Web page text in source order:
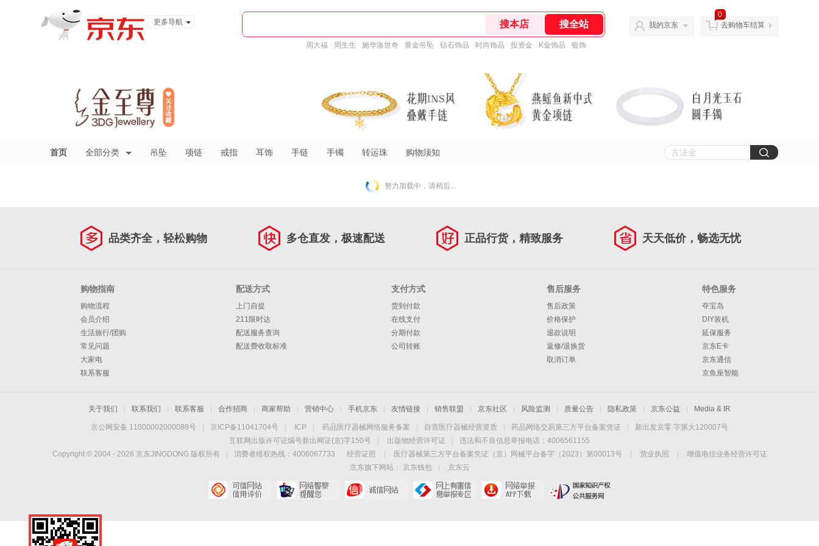
更多导航
周大福 周生生 施华洛世奇 黄金吊坠 钻石饰品 时尚饰品 投资金 K金饰品 银饰
我的京东
0
去购物车结算
首页 全部分类 吊坠 项链 戒指 耳饰 手链 手镯 转运珠 购物须知
努力加载中，请稍后...
品类齐全，轻松购物 多仓直发，极速配送 正品行货，精致服务 天天低价，畅选无忧
购物指南
购物流程
会员介绍
生活旅行/团购
常见问题
大家电
联系客服
配送方式
上门自提
211限时达
配送服务查询
配送费收取标准
支付方式
货到付款
在线支付
分期付款
公司转账
售后服务
售后政策
价格保护
退款说明
返修/退换货
取消订单
特色服务
夺宝岛
DIY装机
延保服务
京东E卡
京东通信
京鱼座智能
关于我们 联系我们 联系客服 合作招商 商家帮助 营销中心 手机京东 友情链接 销售联盟 京东社区 风险监测 质量公告 隐私政策 京东公益 Media & IR
京公网安备 11000002000088号 京ICP备11041704号 ICP 药品医疗器械网络服务备案 自营医疗器械经营资质 药品网络交易第三方平台备案凭证
新出发京零 字第大120007号
互联网出版许可证编号新出网证(京)字150号
出版物经营许可证
违法和不良信息举报电话：4006561155
Copyright © 2004 - 2026 京东JINGDONG 版权所有 消费者维权热线：4006067733 经营证照 医疗器械第三方平台备案凭证（京）网械平台备字（2023）第00013号 营业执照
增值电信业务经营许可证
京东旗下网站：
京东钱包 京东云